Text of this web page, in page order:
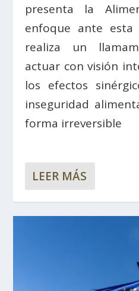
presenta la
enfoque ante
realiza un
actuar con visión
los efectos
inseguridad
forma irreversible
LEER MÁS